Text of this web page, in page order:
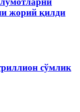
жорий қилди
сўмлик